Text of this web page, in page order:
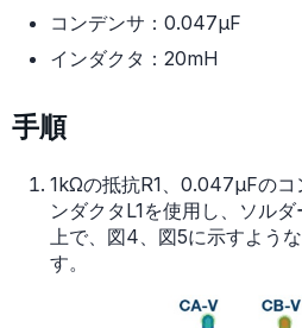
コンデンサ：0.047μF
インダクタ：20mH
手順
1kΩの抵抗R1、0.047μFのコ
ンダクタL1を使用し、ソル
上で、図4、図5に示すよう
す。